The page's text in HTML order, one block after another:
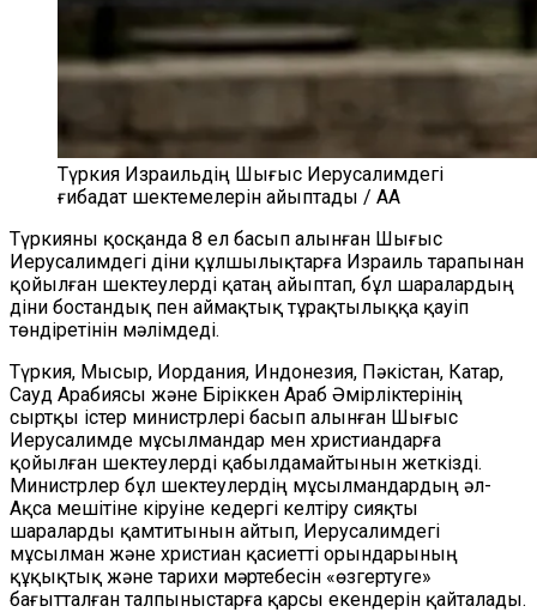
Түркия Израильдің Шығыс Иерусалимдегі
ғибадат шектемелерін айыптады / AA
Түркияны қосқанда 8 ел басып алынған Шығыс
Иерусалимдегі діни құлшылықтарға Израиль тарапынан
қойылған шектеулерді қатаң айыптап, бұл шаралардың
діни бостандық пен аймақтық тұрақтылыққа қауіп
төндіретінін мәлімдеді.
Түркия, Мысыр, Иордания, Индонезия, Пәкістан, Катар,
Сауд Арабиясы және Біріккен Араб Әмірліктерінің
сыртқы істер министрлері басып алынған Шығыс
Иерусалимде мұсылмандар мен христиандарға
қойылған шектеулерді қабылдамайтынын жеткізді.
Министрлер бұл шектеулердің мұсылмандардың әл-
Ақса мешітіне кіруіне кедергі келтіру сияқты
шараларды қамтитынын айтып, Иерусалимдегі
мұсылман және христиан қасиетті орындарының
құқықтық және тарихи мәртебесін «өзгертуге»
бағытталған талпыныстарға қарсы екендерін қайталады.